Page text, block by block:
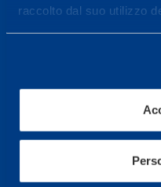
raccolto dal suo utilizzo
Service
More